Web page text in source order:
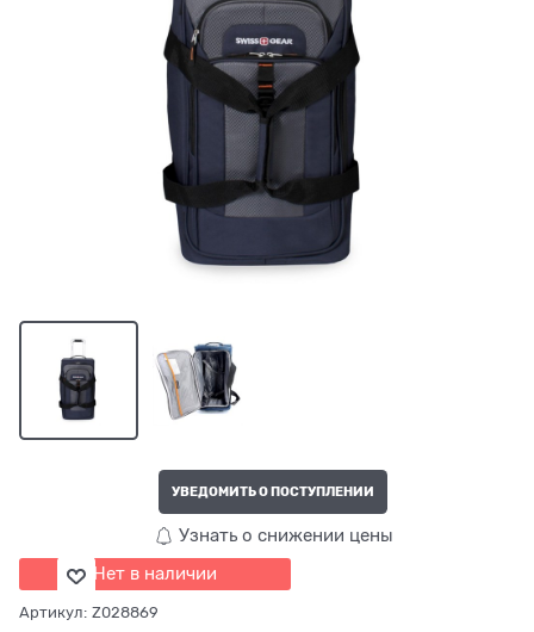
УВЕДОМИТЬ О ПОСТУПЛЕНИИ
Узнать о снижении цены
Нет в наличии
Артикул: Z028869